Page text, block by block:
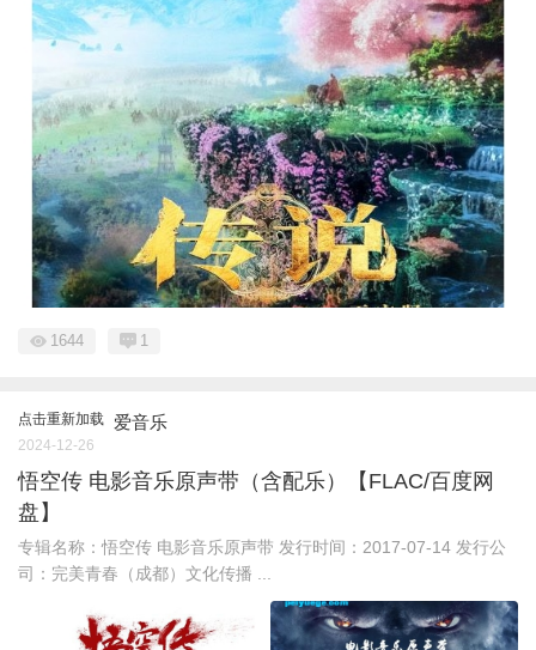
1644 1
点击重新加载 爱音乐
2024-12-26
悟空传 电影音乐原声带（含配乐）【FLAC/百度网
盘】
专辑名称：悟空传 电影音乐原声带 发行时间：2017-07-14 发行公
司：完美青春（成都）文化传播 ...